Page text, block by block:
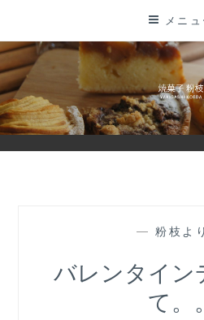
テ
ン
ツ
に
メニュ
— 粉枝より
バレンタイン
て。。